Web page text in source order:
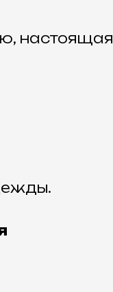
настоящая